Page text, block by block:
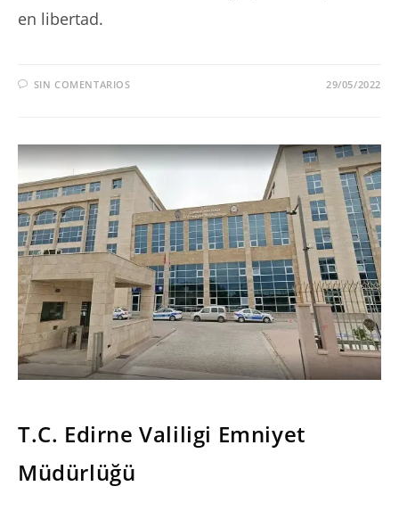
en libertad.
SIN COMENTARIOS 29/05/2022
T.C. Edirne Valiligi Emniyet
Müdürlüğü